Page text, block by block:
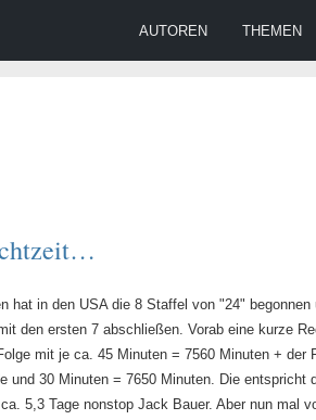
AUTOREN THEMEN
hat in den USA die 8 Staffel von "24"
den ersten 7 abschließen. Vorab eine kurze
mit je ca. 45 Minuten = 7560 Minuten + der
und 30 Minuten = 7650 Minuten. Die entspricht
5,3 Tage nonstop Jack Bauer. Aber nun mal